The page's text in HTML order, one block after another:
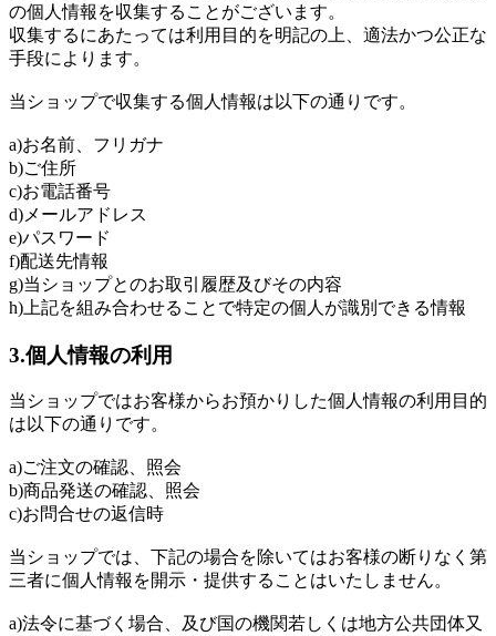
の個人情報を収集することがございます。
収集するにあたっては利用目的を明記の上、適法かつ公正な
手段によります。
当ショップで収集する個人情報は以下の通りです。
a)お名前、フリガナ
b)ご住所
c)お電話番号
d)メールアドレス
e)パスワード
f)配送先情報
g)当ショップとのお取引履歴及びその内容
h)上記を組み合わせることで特定の個人が識別できる情報
3.個人情報の利用
当ショップではお客様からお預かりした個人情報の利用目的
は以下の通りです。
a)ご注文の確認、照会
b)商品発送の確認、照会
c)お問合せの返信時
当ショップでは、下記の場合を除いてはお客様の断りなく第
三者に個人情報を開示・提供することはいたしません。
a)法令に基づく場合、及び国の機関若しくは地方公共団体又